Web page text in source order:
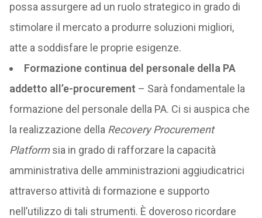
possa assurgere ad un ruolo strategico in grado di
stimolare il mercato a produrre soluzioni migliori,
atte a soddisfare le proprie esigenze.
Formazione continua del personale della PA
addetto all’e-procurement – Sarà fondamentale la
formazione del personale della PA. Ci si auspica che
la realizzazione della Recovery Procurement
Platformsia in grado di rafforzare la capacità
amministrativa delle amministrazioni aggiudicatrici
attraverso attività di formazione e supporto
nell’utilizzo di tali strumenti. È doveroso ricordare